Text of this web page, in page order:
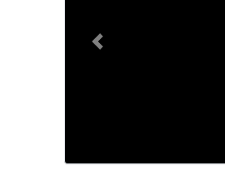
Previous